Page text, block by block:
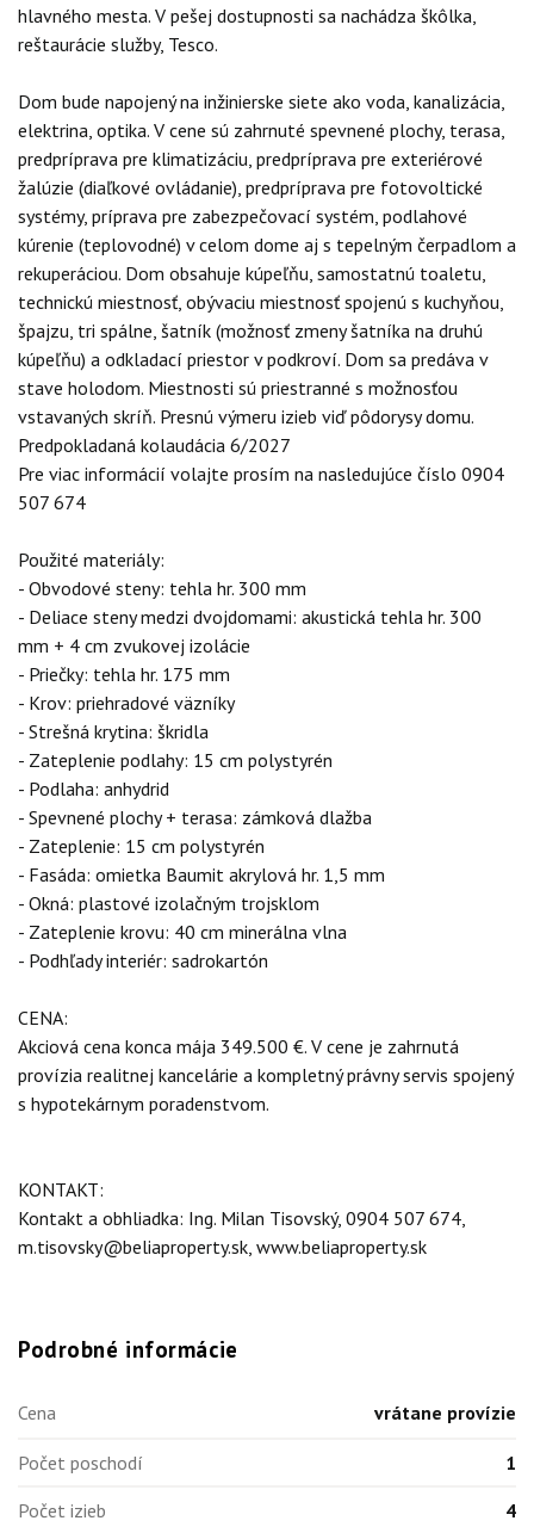
hlavného mesta. V pešej dostupnosti sa nachádza škôlka,
reštaurácie služby, Tesco.
Dom bude napojený na inžinierske siete ako voda, kanalizácia,
elektrina, optika. V cene sú zahrnuté spevnené plochy, terasa,
predpríprava pre klimatizáciu, predpríprava pre exteriérové
žalúzie (diaľkové ovládanie), predpríprava pre fotovoltické
systémy, príprava pre zabezpečovací systém, podlahové
kúrenie (teplovodné) v celom dome aj s tepelným čerpadlom a
rekuperáciou. Dom obsahuje kúpeľňu, samostatnú toaletu,
technickú miestnosť, obývaciu miestnosť spojenú s kuchyňou,
špajzu, tri spálne, šatník (možnosť zmeny šatníka na druhú
kúpeľňu) a odkladací priestor v podkroví. Dom sa predáva v
stave holodom. Miestnosti sú priestranné s možnosťou
vstavaných skríň. Presnú výmeru izieb viď pôdorysy domu.
Predpokladaná kolaudácia 6/2027
Pre viac informácií volajte prosím na nasledujúce číslo 0904
507 674
Použité materiály:
- Obvodové steny: tehla hr. 300 mm
- Deliace steny medzi dvojdomami: akustická tehla hr. 300
mm + 4 cm zvukovej izolácie
- Priečky: tehla hr. 175 mm
- Krov: priehradové väzníky
- Strešná krytina: škridla
- Zateplenie podlahy: 15 cm polystyrén
- Podlaha: anhydrid
- Spevnené plochy + terasa: zámková dlažba
- Zateplenie: 15 cm polystyrén
- Fasáda: omietka Baumit akrylová hr. 1,5 mm
- Okná: plastové izolačným trojsklom
- Zateplenie krovu: 40 cm minerálna vlna
- Podhľady interiér: sadrokartón
CENA:
Akciová cena konca mája 349.500 €. V cene je zahrnutá
provízia realitnej kancelárie a kompletný právny servis spojený
s hypotekárnym poradenstvom.
KONTAKT:
Kontakt a obhliadka: Ing. Milan Tisovský, 0904 507 674,
m.tisovsky@beliaproperty.sk, www.beliaproperty.sk
Podrobné informácie
Cena vrátane provízie
Počet poschodí
1
Počet izieb
4